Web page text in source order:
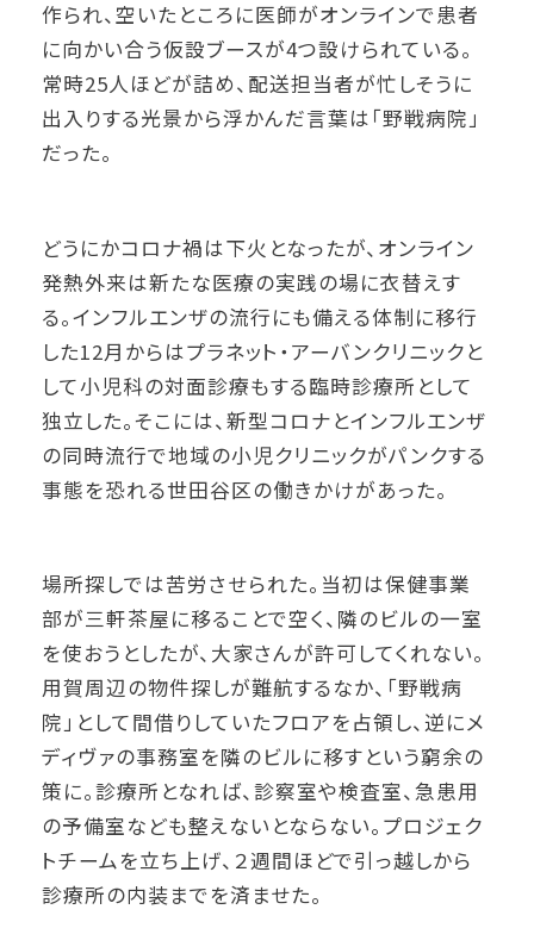
作られ、空いたところに医師がオンラインで患者
に向かい合う仮設ブースが4つ設けられている。
常時25人ほどが詰め、配送担当者が忙しそうに
出入りする光景から浮かんだ言葉は「野戦病院」
だった。
どうにかコロナ禍は下火となったが、オンライン
発熱外来は新たな医療の実践の場に衣替えす
る。インフルエンザの流行にも備える体制に移行
した12月からはプラネット・アーバンクリニックと
して小児科の対面診療もする臨時診療所として
独立した。そこには、新型コロナとインフルエンザ
の同時流行で地域の小児クリニックがパンクする
事態を恐れる世田谷区の働きかけがあった。
場所探しでは苦労させられた。当初は保健事業
部が三軒茶屋に移ることで空く、隣のビルの一室
を使おうとしたが、大家さんが許可してくれない。
用賀周辺の物件探しが難航するなか、「野戦病
院」として間借りしていたフロアを占領し、逆にメ
ディヴァの事務室を隣のビルに移すという窮余の
策に。診療所となれば、診察室や検査室、急患用
の予備室なども整えないとならない。プロジェク
トチームを立ち上げ、２週間ほどで引っ越しから
診療所の内装までを済ませた。